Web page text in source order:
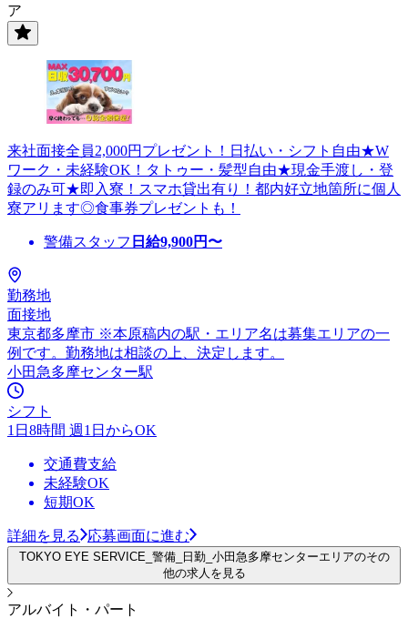
ア
来社面接全員2,000円プレゼント！日払い・シフト自由★W
ワーク・未経験OK！タトゥー・髪型自由★現金手渡し・登
録のみ可★即入寮！スマホ貸出有り！都内好立地箇所に個人
寮アリます◎食事券プレゼントも！
警備スタッフ 日給9,900円〜
勤務地
面接地
東京都多摩市 ※本原稿内の駅・エリア名は募集エリアの一
例です。勤務地は相談の上、決定します。
小田急多摩センター駅
シフト
1日8時間 週1日からOK
交通費支給
未経験OK
短期OK
詳細を見る 応募画面に進む
TOKYO EYE SERVICE_警備_日勤_小田急多摩センターエリアのその
他の求人を見る
アルバイト・パート